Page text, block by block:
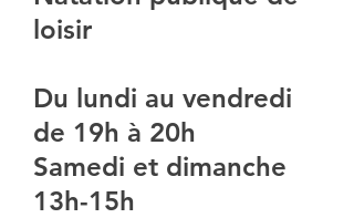
loisir
Du lundi au vendredi
de 19h à 20h
Samedi et dimanche
13h-15h